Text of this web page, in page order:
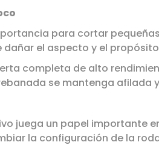
para cortar
dañar el aspecto y el
completa de alto
se mantenga
juega un papel importante
la configuración de la